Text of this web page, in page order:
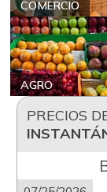
COMERCIO
AGRO
PRECIOS